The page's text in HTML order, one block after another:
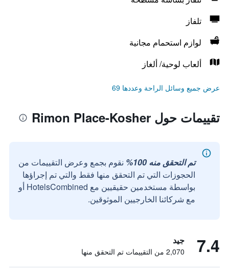
تلفاز
لوازم استحمام مجانية
ألعاب لوحية/ ألغاز
عرض جميع وسائل الراحة وعددها 69
تقييمات حول Rimon Place-Kosher
تم التحقق منه 100%
نقوم بجمع وعرض التقييمات من
الحجوزات التي تم التحقق منها فقط والتي تم إجراؤها
بواسطة مستخدمين حقيقيين مع HotelsCombined أو
مع شركائنا الخارجيين الموثوقين.
7.4 جيد
2,070 من التقييمات تم التحقق منها